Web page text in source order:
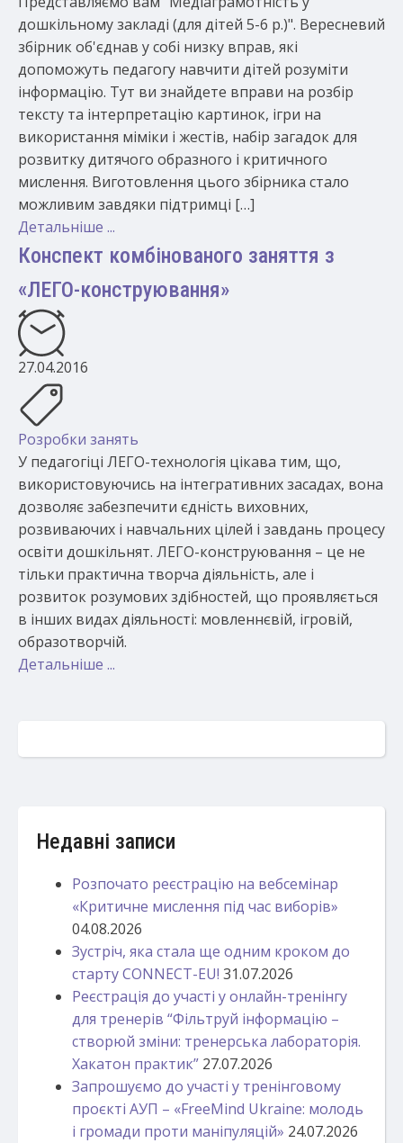
дошкільному закладі (для дітей 5-6 р.)". Вересневий
збірник об'єднав у собі низку вправ, які
допоможуть педагогу навчити дітей розуміти
інформацію. Тут ви знайдете вправи на розбір
тексту та інтерпретацію картинок, ігри на
використання міміки і жестів, набір загадок для
розвитку дитячого образного і критичного
мислення. Виготовлення цього збірника стало
можливим завдяки підтримці […]
Детальніше ...
Конспект комбінованого заняття з
«ЛЕГО-конструювання»
27.04.2016
Розробки занять
У педагогіці ЛЕГО-технологія цікава тим, що,
використовуючись на інтегративних засадах, вона
дозволяє забезпечити єдність виховних,
розвиваючих і навчальних цілей і завдань процесу
освіти дошкільнят. ЛЕГО-конструювання – це не
тільки практична творча діяльність, але і
розвиток розумових здібностей, що проявляється
в інших видах діяльності: мовленнєвій, ігровій,
образотворчій.
Детальніше ...
Недавні записи
Розпочато реєстрацію на вебсемінар
«Критичне мислення під час виборів»
04.08.2026
Зустріч, яка стала ще одним кроком до
старту CONNECT-EU! 31.07.2026
Реєстрація до участі у онлайн-тренінгу
для тренерів “Фільтруй інформацію –
створюй зміни: тренерська лабораторія.
Хакатон практик” 27.07.2026
Запрошуємо до участі у тренінговому
проєкті АУП – «FreeMind Ukraine: молодь
і громади проти маніпуляцій» 24.07.2026